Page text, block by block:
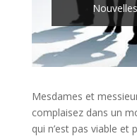
Nouvelles
Mesdames et
complaisez dans un
qui n’est pas viable et